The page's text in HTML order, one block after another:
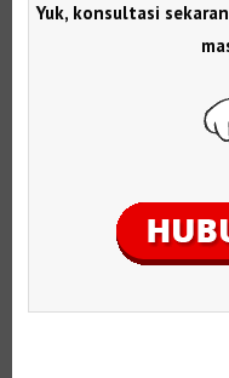
Yuk, konsultasi